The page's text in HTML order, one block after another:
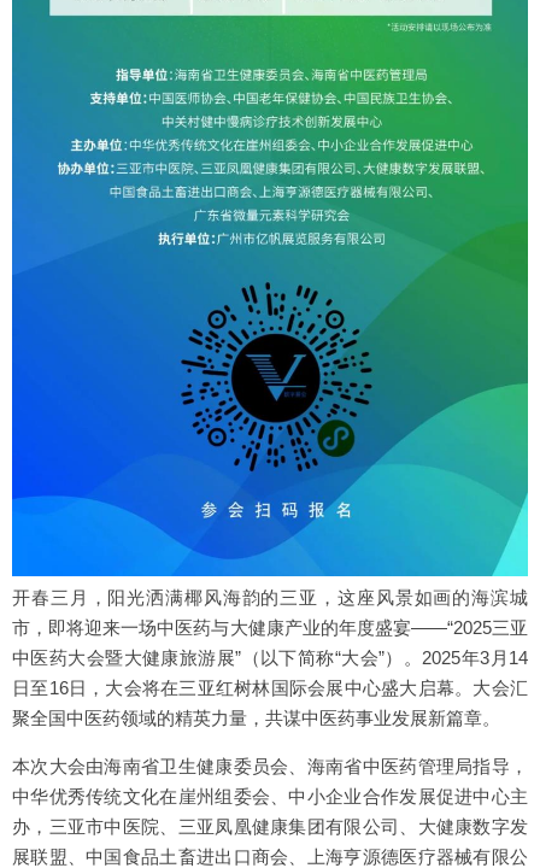
开春三月，阳光洒满椰风海韵的三亚，这座风景如画的海滨城
市，即将迎来一场中医药与大健康产业的年度盛宴——“2025三亚
中医药大会暨大健康旅游展”（以下简称“大会”）。2025年3月14
日至16日，大会将在三亚红树林国际会展中心盛大启幕。大会汇
聚全国中医药领域的精英力量，共谋中医药事业发展新篇章。
本次大会由海南省卫生健康委员会、海南省中医药管理局指导，
中华优秀传统文化在崖州组委会、中小企业合作发展促进中心主
办，三亚市中医院、三亚凤凰健康集团有限公司、大健康数字发
展联盟、中国食品土畜进出口商会、上海亨源德医疗器械有限公